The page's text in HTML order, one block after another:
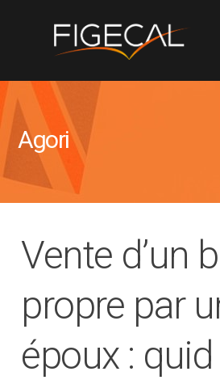
Agori
Vente d’un
propre par
époux :